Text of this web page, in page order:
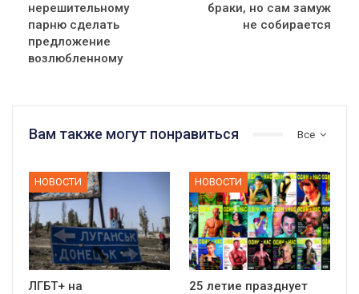
нерешительному
парню сделать
предложение
возлюбленному
браки, но сам замуж
не собирается
Все
Вам также могут понравиться
НОВОСТИ
ЛГБТ+ на
НОВОСТИ
25 летие празднует